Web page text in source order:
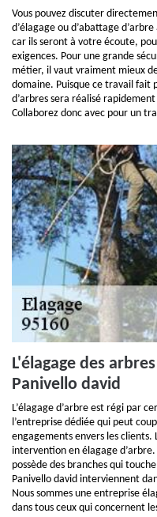
Vous pouvez discuter
d’élagage ou d’abattage
car ils seront à votre écoute,
exigences. Pour une grande
métier, il vaut vraiment mieux
domaine. Puisque ce travail fait
d’arbres sera réalisé
Collaborez donc avec pour un
L'élagage des
Panivello david
L’élagage d’arbre est régi par
l’entreprise dédiée qui peut
engagements envers les
intervention en élagage
possède des branches qui
Panivello david interviennent
Nous sommes une entreprise
dans tous ceux qui concernent